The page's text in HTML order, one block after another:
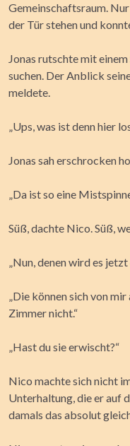
Gemeinschaftsraum.
der Tür stehen und
Jonas rutschte mit
suchen. Der Anblick
meldete.
„Ups, was ist denn hier
Jonas sah erschrocken
„Da ist so eine
Süß, dachte Nico. Süß,
„Nun, denen wird es
„Die können sich von
Zimmer nicht.“
„Hast du sie erwischt?“
Nico machte sich nicht
Unterhaltung, die er auf
damals das absolut